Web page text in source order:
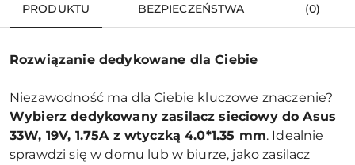
PRODUKTU
BEZPIECZEŃSTWA
(0)
Rozwiązanie dedykowane dla Ciebie
Niezawodność ma dla Ciebie kluczowe znaczenie?
Wybierz dedykowany zasilacz sieciowy do Asus
33W, 19V, 1.75A z wtyczką 4.0*1.35 mm. Idealnie
sprawdzi się w domu lub w biurze, jako zasilacz